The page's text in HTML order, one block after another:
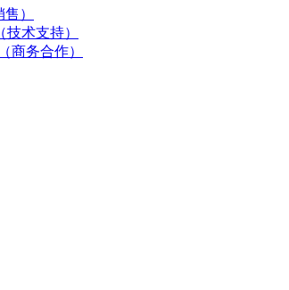
）
技术支持）
商务合作）